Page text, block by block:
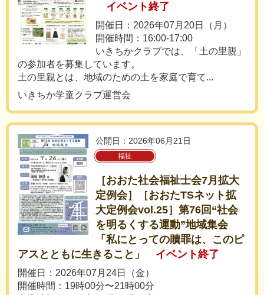
イベント終了
開催日：2026年07月20日（月）
開催時間：16:00-17:00
いきちかクラブでは、「土の里親」
の参加者を募集しています。
土の里親とは、地域のための土を家庭で育て...
いきちか学童クラブ運営会
公開日：2026年06月21日
福祉
［おおた社会福祉士会7月拡大
定例会］［おおたTSネット拡
大定例会vol.25］第76回“社会
を明るくする運動”地域集会
「私にとっての贖罪は、このピ
アスとともに生きること」
イベント終了
開催日：2026年07月24日（金）
開催時間：19時00分〜21時00分